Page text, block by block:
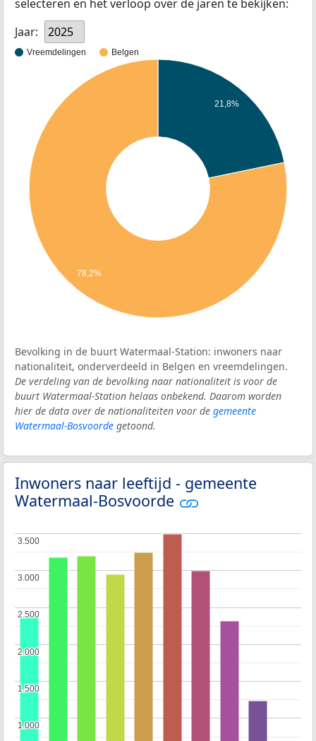
selecteren en het verloop over de jaren te bekijken:
Jaar:
2025
Vreemdelingen Belgen
21,8%
78,2%
Bevolking in de buurt Watermaal-Station: inwoners naar
nationaliteit, onderverdeeld in Belgen en vreemdelingen.
De verdeling van de bevolking naar nationaliteit is voor de
buurt Watermaal-Station helaas onbekend. Daarom worden
hier de data over de nationaliteiten voor de gemeente
Watermaal-Bosvoorde getoond.
Inwoners naar leeftijd - gemeente
Watermaal-Bosvoorde
1.000
1.000
1.500
1.500
2.000
2.000
2.500
2.500
3.000
3.000
3.500
3.500